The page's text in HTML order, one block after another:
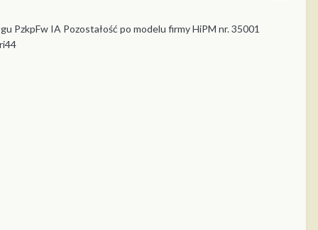
PzkpFw IA Pozostałość po modelu firmy HiPM nr. 35001